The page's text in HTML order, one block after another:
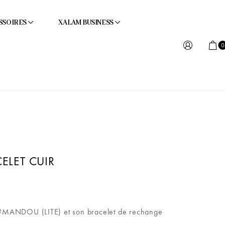
XALAM BUSINESS
0
CUIR
(LITE) et son bracelet de rechange